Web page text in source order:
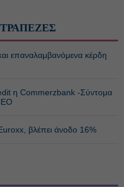
ΤΡΑΠΕΖΕΣ
επαναλαμβανόμενα κέρδη
η Commerzbank -Σύντομα
βλέπει άνοδο 16%